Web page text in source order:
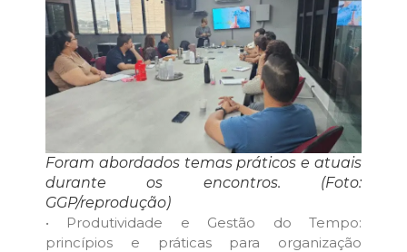
Foram abordados temas práticos e atuais
durante os encontros. (Foto:
GGP/reprodução)
• Produtividade e Gestão do Tempo:
princípios e práticas para organização